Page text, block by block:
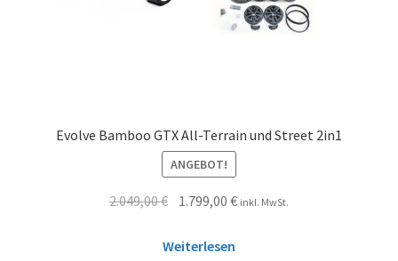
Evolve Bamboo GTX All-Terrain und Street 2in1
ANGEBOT!
2.049,00€ 1.799,00€ inkl. MwSt.
Weiterlesen